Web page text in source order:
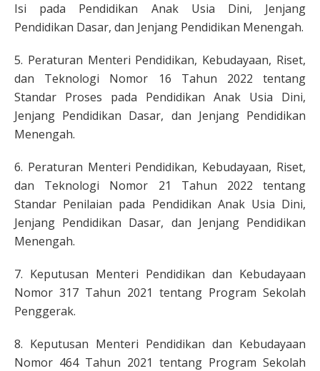
Isi pada Pendidikan Anak Usia Dini, Jenjang
Pendidikan Dasar, dan Jenjang Pendidikan Menengah.
5. Peraturan Menteri Pendidikan, Kebudayaan, Riset,
dan Teknologi Nomor 16 Tahun 2022 tentang
Standar Proses pada Pendidikan Anak Usia Dini,
Jenjang Pendidikan Dasar, dan Jenjang Pendidikan
Menengah.
6. Peraturan Menteri Pendidikan, Kebudayaan, Riset,
dan Teknologi Nomor 21 Tahun 2022 tentang
Standar Penilaian pada Pendidikan Anak Usia Dini,
Jenjang Pendidikan Dasar, dan Jenjang Pendidikan
Menengah.
7. Keputusan Menteri Pendidikan dan Kebudayaan
Nomor 317 Tahun 2021 tentang Program Sekolah
Penggerak.
8. Keputusan Menteri Pendidikan dan Kebudayaan
Nomor 464 Tahun 2021 tentang Program Sekolah